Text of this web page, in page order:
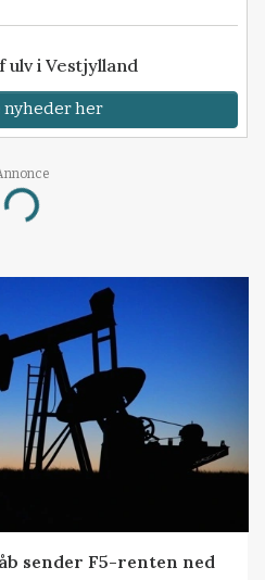
ulv i Vestjylland
nyheder her
Loading...
sender F5-renten ned